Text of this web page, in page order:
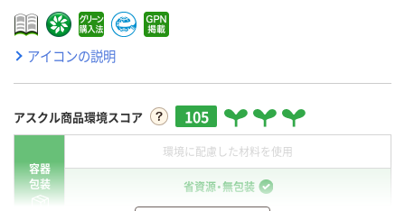
アイコンの説明
アスクル商品環境スコア 105
容器
包装
環境に配慮した材料を使用
省資源・無包装